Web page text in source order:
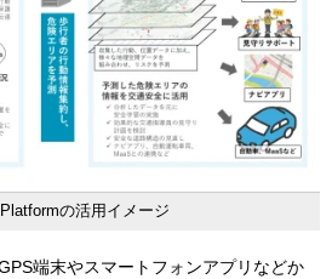
の活用イメージ
端末やスマートフォンアプリなどか